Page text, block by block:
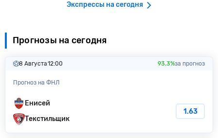
Экспрессы на сегодня
Прогнозы на сегодня
8 Августа12:00 93.3%за прогноз
Прогноз на ФНЛ
Енисей
Текстильщик
1.63